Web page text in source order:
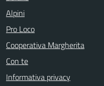
Alpini
Pro Loco
Cooperativa Margherita
Con te
Informativa privacy